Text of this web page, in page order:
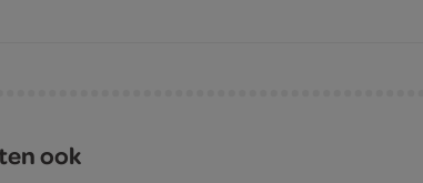
ook